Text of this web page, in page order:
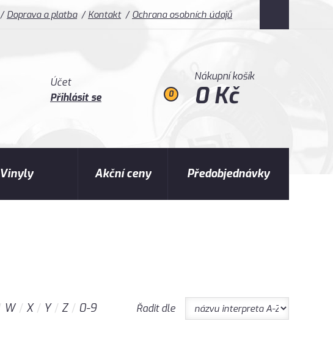
Doprava a platba Kontakt Ochrana osobních údajů
Účet
Přihlásit se
0
Nákupní košík
0 Kč
Vinyly Akční ceny Předobjednávky
W X Y Z 0-9 Řadit dle